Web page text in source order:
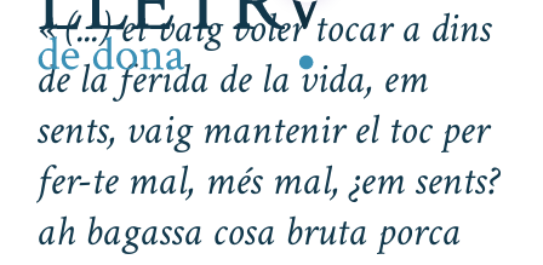
«(...)et vaig voler tocar a dins
de la ferida de la vida, em
sents, vaig mantenir el toc per
fer-te mal, més mal, ¿em sents?
ah bagassa cosa bruta porca